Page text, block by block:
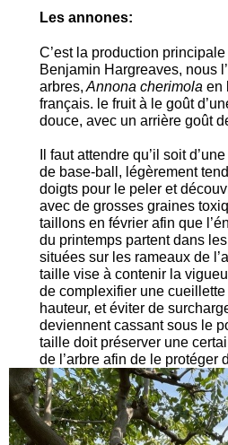
Les annones:
C’est la production
Benjamin Hargreaves, nous
arbres, Annona cherimola en
français. le fruit à le goût
douce, avec un arrière goût
Il faut attendre qu’il soit
de base-ball, légèrement
doigts pour le peler et
avec de grosses graines
taillons en février afin que
du printemps partent dans
situées sur les rameaux de
taille vise à contenir la
de complexifier une
hauteur, et éviter de
deviennent cassant sous le
taille doit préserver une
de l’arbre afin de le protéger